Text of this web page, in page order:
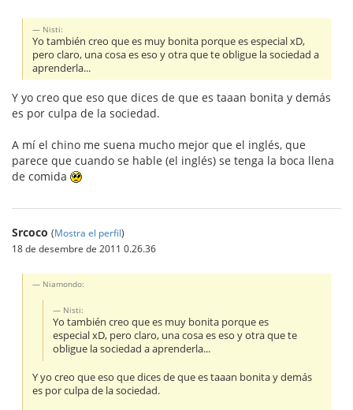
Nisti:
Yo también creo que es muy bonita porque es especial xD,
pero claro, una cosa es eso y otra que te obligue la sociedad a
aprenderla...
Y yo creo que eso que dices de que es taaan bonita y demás
es por culpa de la sociedad.
A mí el chino me suena mucho mejor que el inglés, que
parece que cuando se hable (el inglés) se tenga la boca llena
de comida
Srcoco (Mostra el perfil)
18 de desembre de 2011 0.26.36
Niamondo:
Nisti:
Yo también creo que es muy bonita porque es
especial xD, pero claro, una cosa es eso y otra que te
obligue la sociedad a aprenderla...
Y yo creo que eso que dices de que es taaan bonita y demás
es por culpa de la sociedad.